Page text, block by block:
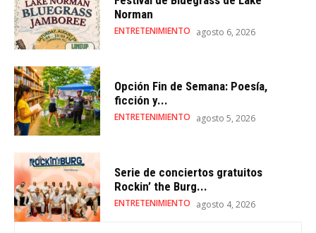
Norman
ENTRETENIMIENTO agosto 6, 2026
Opción Fin de Semana: Poesía,
ficción y...
ENTRETENIMIENTO agosto 5, 2026
Serie de conciertos gratuitos
Rockin’ the Burg...
ENTRETENIMIENTO agosto 4, 2026